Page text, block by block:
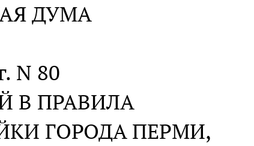
ДУМА
N 80
В ПРАВИЛА
ГОРОДА ПЕРМИ,